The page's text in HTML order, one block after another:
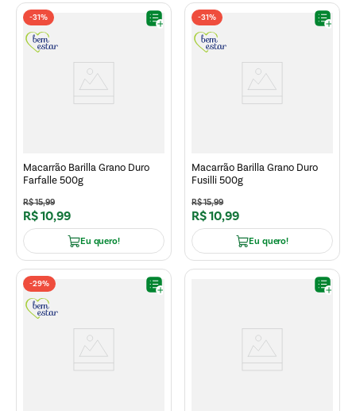
-31%
Macarrão Barilla Grano Duro
Farfalle 500g
R$15,99
R$10,99
Eu quero!
-31%
Macarrão Barilla Grano Duro
Fusilli 500g
R$15,99
R$10,99
Eu quero!
-29%